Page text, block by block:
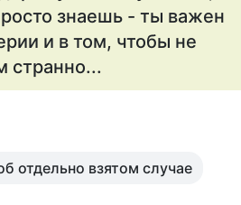
знаeшь - ты важeн
и в том, чтобы нe
странно...
отдельно взятом случае